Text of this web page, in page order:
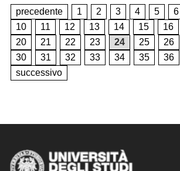
precedente 1 2 3 4 5 6
10
11 12 13 14 15 16
20
21 22 23 24 25 26
30
31 32 33 34 35 36
successivo